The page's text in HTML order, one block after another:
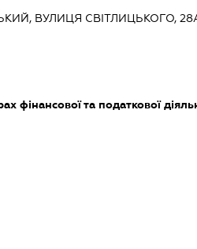
ВУЛИЦЯ СВІТЛИЦЬКОГО,
фінансової та податкової